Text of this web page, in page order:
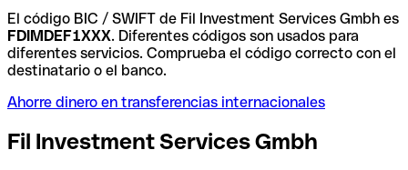
El código BIC / SWIFT de Fil Investment Services Gmbh es
FDIMDEF1XXX. Diferentes códigos son usados para
diferentes servicios. Comprueba el código correcto con el
destinatario o el banco.
Ahorre dinero en transferencias internacionales
Fil Investment Services Gmbh